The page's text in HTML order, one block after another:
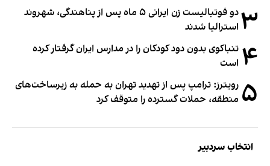
۳
دو فوتبالیست زن ایرانی ۵ ماه پس از پناهندگی، شهروند
استرالیا شدند
۴ تنباکوی بدون دود کودکان را در مدارس ایران گرفتار کرده
است
۵ رویترز: ترامپ پس از تهدید تهران به حمله به زیرساخت‌های
منطقه، حملات گسترده را متوقف کرد
انتخاب سردبیر